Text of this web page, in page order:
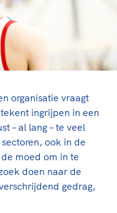
organisatie vraagt
ingrijpen in een
– al lang – te veel
ook in de
moed om in te
doen naar de
gedrag,